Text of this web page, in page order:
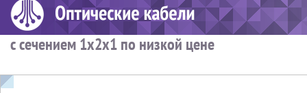
с сечением 1х2х1 по низкой цене